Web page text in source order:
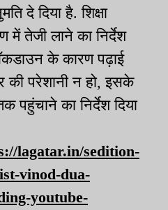
दे दिया है. शिक्षा
में तेजी लाने का निर्देश
के कारण पढ़ाई
की परेशानी न हो, इसके
पहुंचाने का निर्देश दिया
lagatar.in/sedition-
vinod-dua-
youtube-